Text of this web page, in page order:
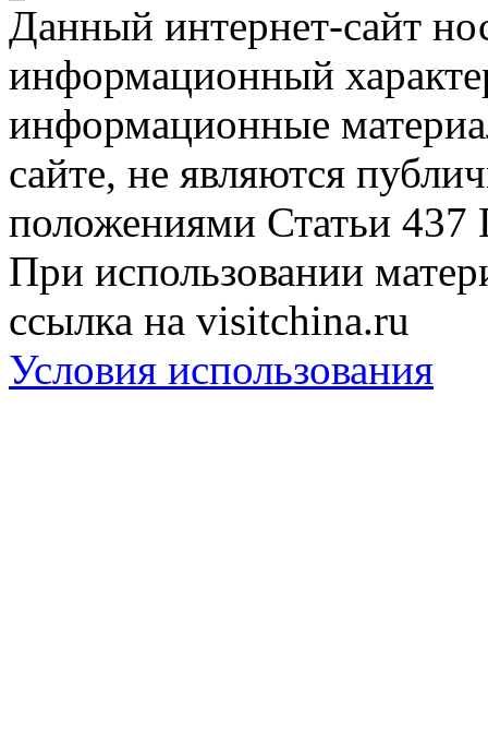
Данный интернет-сайт
информационный
информационные
сайте, не являются
положениями Статьи 437
При использовании
ссылка на visitchina.ru
Условия использования